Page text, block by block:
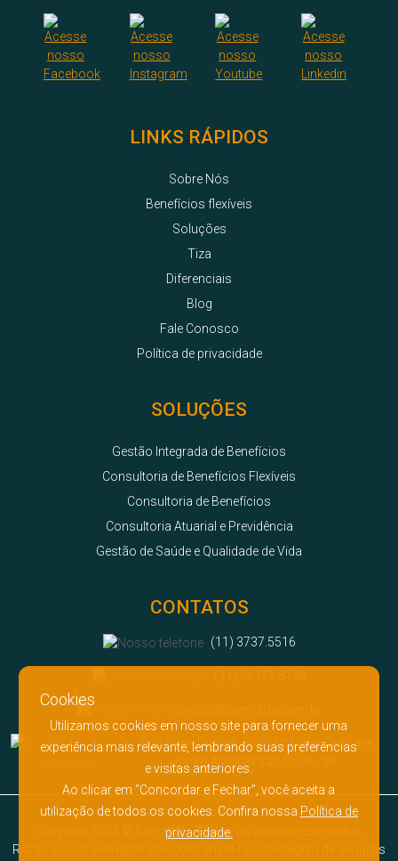
LINKS RÁPIDOS
Sobre Nós
Benefícios flexíveis
Soluções
Tiza
Diferenciais
Blog
Fale Conosco
Política de privacidade
SOLUÇÕES
Gestão Integrada de Benefícios
Consultoria de Benefícios Flexíveis
Consultoria de Benefícios
Consultoria Atuarial e Previdência
Gestão de Saúde e Qualidade de Vida
CONTATOS
(11) 3737.5516
Rua Henri Dunant, 873 - 5º andar Chácara
Santo Antônio São Paulo. SP
Copyright 2023 © Bematize - Todos os direitos reservados.
Razão Social: Bematize Soluções em RH e Corretagem de Seguros
Cookies
Utilizamos cookies em nosso site para fornecer uma
experiência mais relevante, lembrando suas preferências
e visitas anteriores.
Ao clicar em “Concordar e Fechar”, você aceita a
utilização de todos os cookies. Confira nossa Política de
privacidade.